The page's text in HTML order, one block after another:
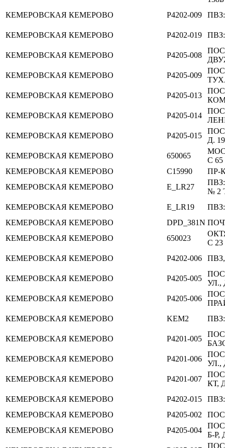
КЕМЕРОВСКАЯ КЕМЕРОВО P4202-009
КЕМЕРОВСКАЯ КЕМЕРОВО P4202-019
КЕМЕРОВСКАЯ КЕМЕРОВО P4205-008
КЕМЕРОВСКАЯ КЕМЕРОВО P4205-009
КЕМЕРОВСКАЯ КЕМЕРОВО P4205-013
КЕМЕРОВСКАЯ КЕМЕРОВО P4205-014
КЕМЕРОВСКАЯ КЕМЕРОВО P4205-015
Д.
КЕМЕРОВСКАЯ КЕМЕРОВО 650065
С 65
КЕМЕРОВСКАЯ КЕМЕРОВО C15990
ПР-
КЕМЕРОВСКАЯ КЕМЕРОВО E_LR27
№ 2
КЕМЕРОВСКАЯ КЕМЕРОВО E_LR19
КЕМЕРОВСКАЯ КЕМЕРОВО DPD_381N
КЕМЕРОВСКАЯ КЕМЕРОВО 650023
С 23
КЕМЕРОВСКАЯ КЕМЕРОВО P4202-006
КЕМЕРОВСКАЯ КЕМЕРОВО P4205-005
УЛ.,
КЕМЕРОВСКАЯ КЕМЕРОВО P4205-006
КЕМЕРОВСКАЯ КЕМЕРОВО KEM2
КЕМЕРОВСКАЯ КЕМЕРОВО P4201-005
КЕМЕРОВСКАЯ КЕМЕРОВО P4201-006
УЛ.,
КЕМЕРОВСКАЯ КЕМЕРОВО P4201-007
КТ,
КЕМЕРОВСКАЯ КЕМЕРОВО P4202-015
КЕМЕРОВСКАЯ КЕМЕРОВО P4205-002
КЕМЕРОВСКАЯ КЕМЕРОВО P4205-004
Б-Р,